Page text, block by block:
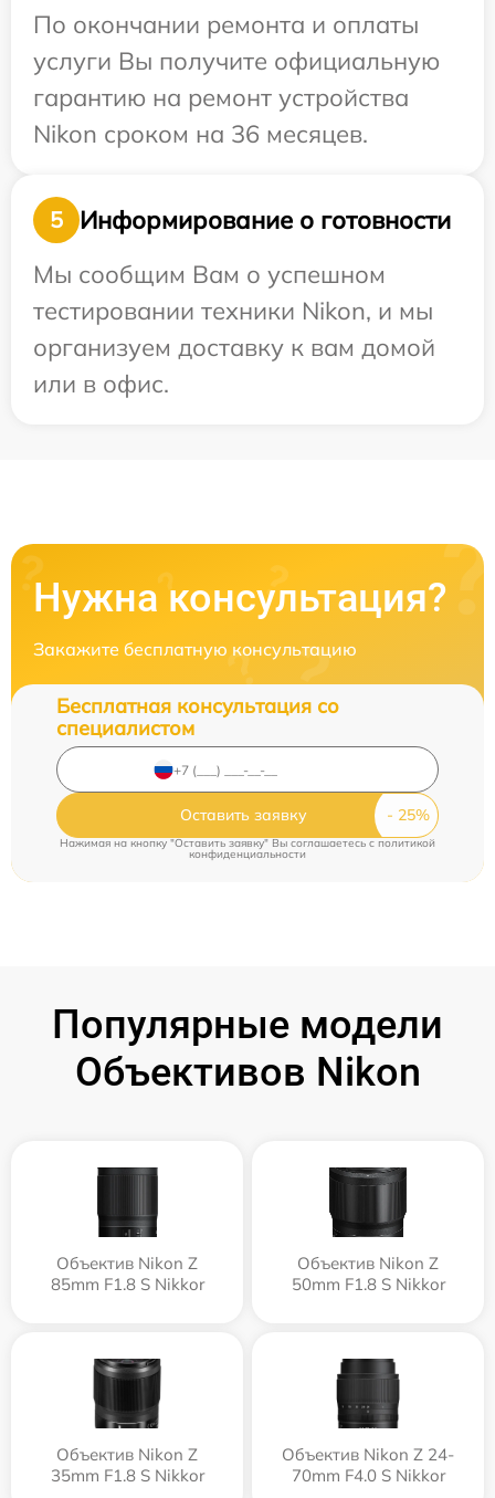
По окончании ремонта и оплаты
услуги Вы получите официальную
гарантию на ремонт устройства
Nikon сроком на 36 месяцев.
5
Информирование о готовности
Мы сообщим Вам о успешном
тестировании техники Nikon, и мы
организуем доставку к вам домой
или в офис.
Нужна консультация?
Закажите бесплатную консультацию
Бесплатная консультация со
специалистом
Оставить заявку
Нажимая на кнопку "Оставить заявку" Вы соглашаетесь cполитикой
конфиденциальности
Популярные модели
Объективов Nikon
Объектив Nikon Z
85mm F1.8 S Nikkor
Объектив Nikon Z
50mm F1.8 S Nikkor
Объектив Nikon Z
35mm F1.8 S Nikkor
Объектив Nikon Z 24-
70mm F4.0 S Nikkor